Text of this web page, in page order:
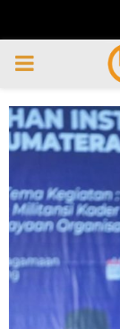
PRIMARY
MENU